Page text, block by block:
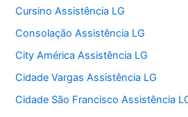
Cursino Assistência LG
Consolação Assistência LG
City América Assistência LG
Cidade Vargas Assistência LG
Cidade São Francisco Assistência